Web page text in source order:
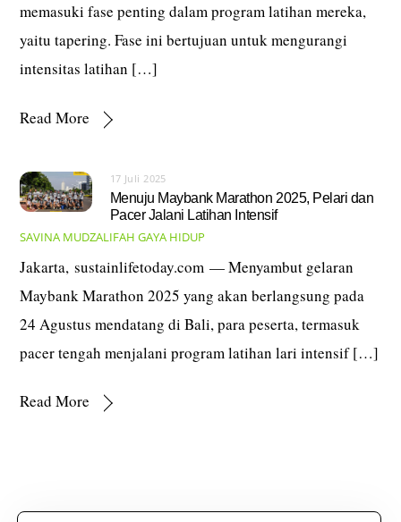
memasuki fase penting dalam program latihan mereka,
yaitu tapering. Fase ini bertujuan untuk mengurangi
intensitas latihan […]
Read More
17 Juli 2025
Menuju Maybank Marathon 2025, Pelari dan
Pacer Jalani Latihan Intensif
SAVINA MUDZALIFAH GAYA HIDUP
Jakarta, sustainlifetoday.com — Menyambut gelaran
Maybank Marathon 2025 yang akan berlangsung pada
24 Agustus mendatang di Bali, para peserta, termasuk
pacer tengah menjalani program latihan lari intensif […]
Read More